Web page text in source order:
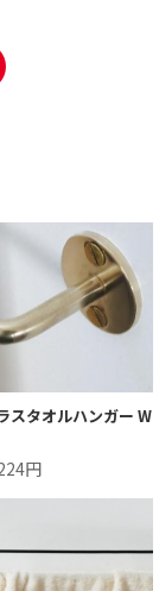
スタオルハンガー W
円